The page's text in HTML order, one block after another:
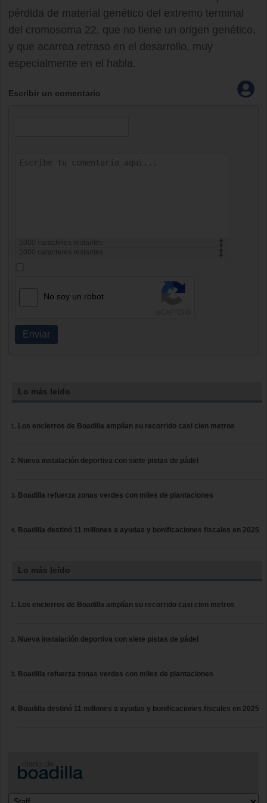
pérdida de material genético del extremo terminal
del cromosoma 22, que no tiene un origen genético,
y que acarrea retraso en el desarrollo, muy
especialmente en el habla.
Escribir un comentario
caracteres restantes
caracteres restantes
No soy un robot
Enviar
Lo más leído
Los encierros de Boadilla amplían su recorrido casi cien metros
Nueva instalación deportiva con siete pistas de pádel
Boadilla refuerza zonas verdes con miles de plantaciones
Boadilla destinó 11 millones a ayudas y bonificaciones fiscales en 2025
Lo más leído
Los encierros de Boadilla amplían su recorrido casi cien metros
Nueva instalación deportiva con siete pistas de pádel
Boadilla refuerza zonas verdes con miles de plantaciones
Boadilla destinó 11 millones a ayudas y bonificaciones fiscales en 2025